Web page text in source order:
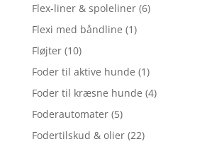
Flex-liner & spoleliner (6)
Flexi med båndline (1)
Fløjter (10)
Foder til aktive hunde (1)
Foder til kræsne hunde (4)
Foderautomater (5)
Fodertilskud & olier (22)